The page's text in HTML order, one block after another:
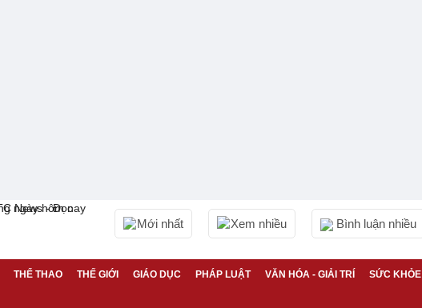
Mới nhất Xem nhiều Bình luận nhiều
THỂ THAO THẾ GIỚI GIÁO DỤC PHÁP LUẬT VĂN HÓA - GIẢI TRÍ SỨC KHỎE